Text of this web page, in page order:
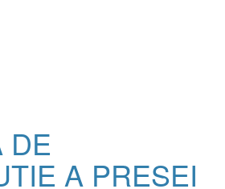
DE
A PRESEI